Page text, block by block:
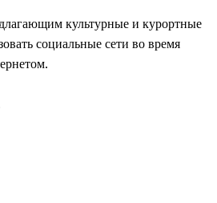
культурные и курортные
социальные сети во время